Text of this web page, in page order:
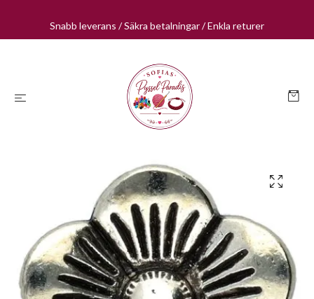
Snabb leverans / Säkra betalningar / Enkla returer